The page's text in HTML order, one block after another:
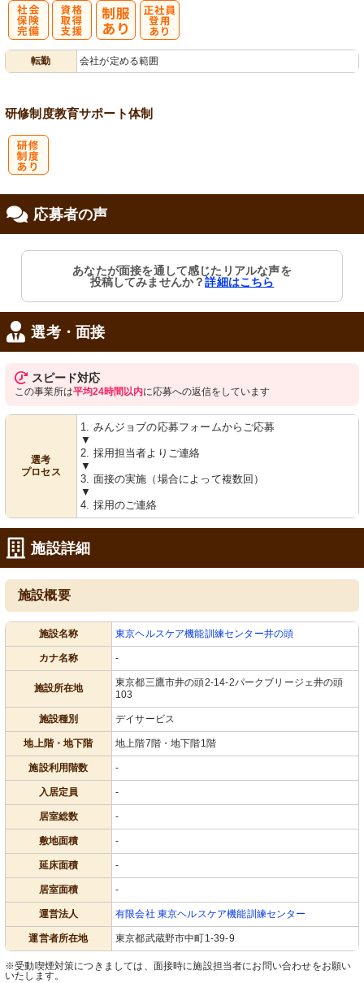
転勤 会社が定める範囲
研修制度教育サポート体制
応募者の声
あなたが面接を通して感じたリアルな声を
投稿してみませんか？詳細はこちら
選考・面接
スピード対応
この事業所は平均24時間以内に応募への返信をしています
選考
プロセス
1. みんジョブの応募フォームからご応募
▼
2. 採用担当者よりご連絡
▼
3. 面接の実施（場合によって複数回）
▼
4. 採用のご連絡
施設詳細
施設概要
施設名称 東京ヘルスケア機能訓練センター井の頭
カナ名称 -
施設所在地
東京都三鷹市井の頭2-14-2パークブリージェ井の頭
103
施設種別 デイサービス
地上階・地下階 地上階7階・地下階1階
施設利用階数 -
入居定員 -
居室総数 -
敷地面積 -
延床面積 -
居室面積 -
運営法人 有限会社 東京ヘルスケア機能訓練センター
運営者所在地 東京都武蔵野市中町1-39-9
※受動喫煙対策につきましては、面接時に施設担当者にお問い合わせをお願い
いたします。